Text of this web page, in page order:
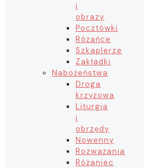
i
obrazy
Pocztówki
Różańce
Szkaplerze
Zakładki
Nabożeństwa
Droga
krzyżowa
Liturgia
i
obrzędy
Nowenny
Rozważania
Różaniec